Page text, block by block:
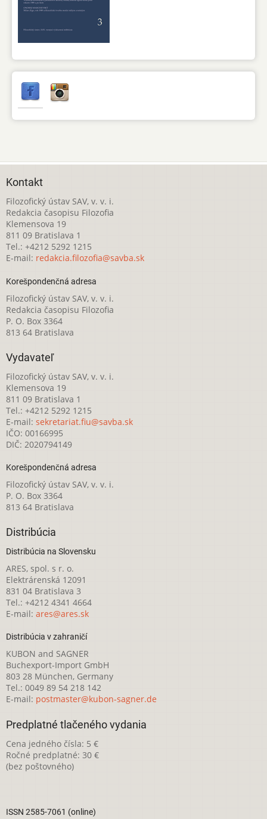
Kontakt
Filozofický ústav SAV, v. v. i.
Redakcia časopisu Filozofia
Klemensova 19
811 09 Bratislava 1
Tel.: +4212 5292 1215
E-mail: redakcia.filozofia@savba.sk
Korešpondenčná adresa
Filozofický ústav SAV, v. v. i.
Redakcia časopisu Filozofia
P. O. Box 3364
813 64 Bratislava
Vydavateľ
Filozofický ústav SAV, v. v. i.
Klemensova 19
811 09 Bratislava 1
Tel.: +4212 5292 1215
E-mail: sekretariat.fiu@savba.sk
IČO: 00166995
DIČ: 2020794149
Korešpondenčná adresa
Filozofický ústav SAV, v. v. i.
P. O. Box 3364
813 64 Bratislava
Distribúcia
Distribúcia na Slovensku
ARES, spol. s r. o.
Elektrárenská 12091
831 04 Bratislava 3
Tel.: +4212 4341 4664
E-mail: ares@ares.sk
Distribúcia v zahraničí
KUBON and SAGNER
Buchexport-Import GmbH
803 28 München, Germany
Tel.: 0049 89 54 218 142
E-mail: postmaster@kubon-sagner.de
Predplatné tlačeného vydania
Cena jedného čísla: 5 €
Ročné predplatné: 30 €
(bez poštovného)
ISSN 2585-7061 (online)